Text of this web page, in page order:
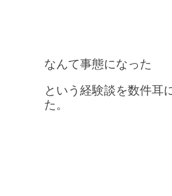
なんて事態になった
という経験談を数件耳
た。